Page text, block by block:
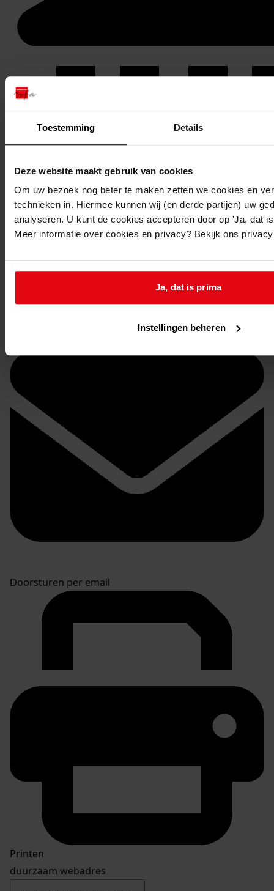
Toestemming Details
Deze website maakt gebruik van cookies
Om uw bezoek nog beter te maken zetten we cookies en
technieken in. Hiermee kunnen wij (en derde partijen) uw
analyseren. U kunt de cookies accepteren door op 'Ja, dat
Meer informatie over cookies en privacy? Bekijk ons
Ja, dat is prima
Instellingen beheren
Stuur een reactie naar Westfries Archief
Doorsturen per email
Printen
duurzaam webadres